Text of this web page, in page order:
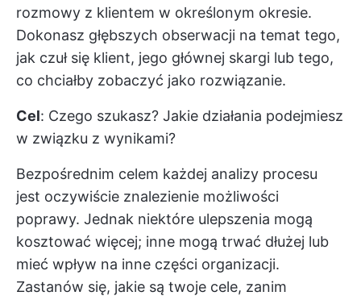
rozmowy z klientem w określonym okresie.
Dokonasz głębszych obserwacji na temat tego,
jak czuł się klient, jego głównej skargi lub tego,
co chciałby zobaczyć jako rozwiązanie.
Cel: Czego szukasz? Jakie działania podejmiesz
w związku z wynikami?
Bezpośrednim celem każdej analizy procesu
jest oczywiście znalezienie możliwości
poprawy. Jednak niektóre ulepszenia mogą
kosztować więcej; inne mogą trwać dłużej lub
mieć wpływ na inne części organizacji.
Zastanów się, jakie są twoje cele, zanim